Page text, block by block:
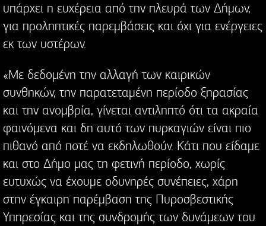
υπάρχει η ευχέρεια από την πλευρά των Δήμων,
για προληπτικές παρεμβάσεις και όχι για ενέργειες
εκ των υστέρων.
«Με δεδομένη την αλλαγή των καιρικών
συνθηκών, την παρατεταμένη περίοδο ξηρασίας
και την ανομβρία, γίνεται αντιληπτό ότι τα ακραία
φαινόμενα και δη αυτό των πυρκαγιών είναι πιο
πιθανό από ποτέ να εκδηλωθούν. Κάτι που είδαμε
και στο Δήμο μας τη φετινή περίοδο, χωρίς
ευτυχώς να έχουμε οδυνηρές συνέπειες, χάρη
στην έγκαιρη παρέμβαση της Πυροσβεστικής
Υπηρεσίας και της συνδρομής των δυνάμεων του